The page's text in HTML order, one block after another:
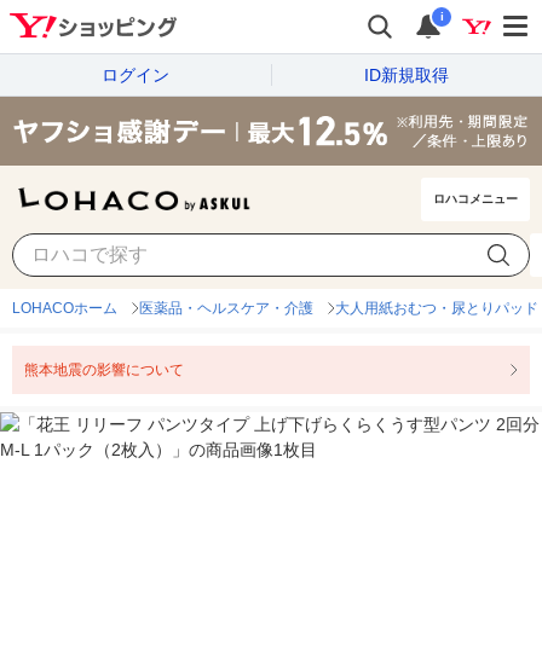
i
ログイン ID新規取得
ロハコメニュー
LOHACOホーム 医薬品・ヘルスケア・介護 大人用紙おむつ・尿とりパッド
熊本地震の影響について